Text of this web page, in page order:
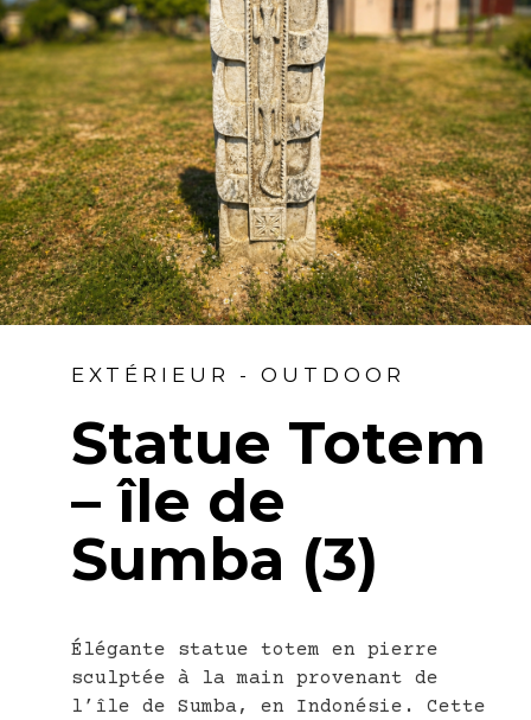
EXTÉRIEUR - OUTDOOR
Statue Totem
– île de
Sumba (3)
Élégante statue totem en pierre
sculptée à la main provenant de
l’île de Sumba, en Indonésie. Cette